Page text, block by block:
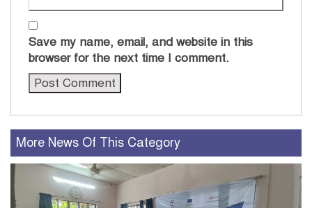
Save my name, email, and website in this
browser for the next time I comment.
More News Of This Category